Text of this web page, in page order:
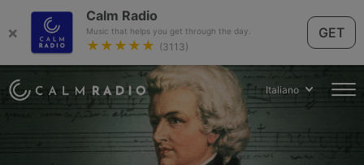
×
Calm Radio
Music that helps you get through the day.
★★★★★ (3113)
GET
Italiano